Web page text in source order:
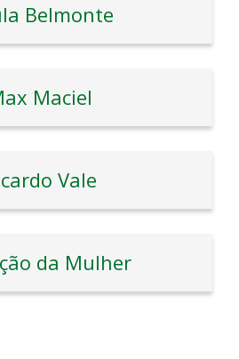
Belmonte
Maciel
Vale
da Mulher